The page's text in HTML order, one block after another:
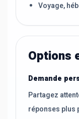
Voyage,
Options
Demande
Partagez
réponses plus